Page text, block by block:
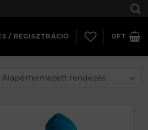
/ REGISZTRÁCIÓ 0FT